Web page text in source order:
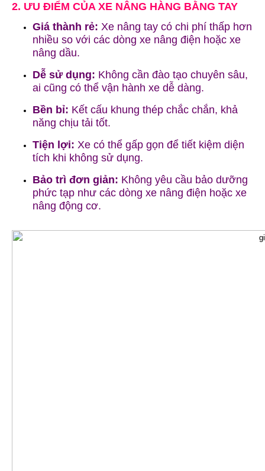
2. ƯU ĐIỂM CỦA XE NÂNG HÀNG BẰNG TAY
Giá thành rẻ: Xe nâng tay có chi phí thấp hơn
nhiều so với các dòng xe nâng điện hoặc xe
nâng dầu.
Dễ sử dụng: Không cần đào tạo chuyên sâu,
ai cũng có thể vận hành xe dễ dàng.
Bền bỉ: Kết cấu khung thép chắc chắn, khả
năng chịu tải tốt.
Tiện lợi: Xe có thể gấp gọn để tiết kiệm diện
tích khi không sử dụng.
Bảo trì đơn giản: Không yêu cầu bảo dưỡng
phức tạp như các dòng xe nâng điện hoặc xe
nâng động cơ.